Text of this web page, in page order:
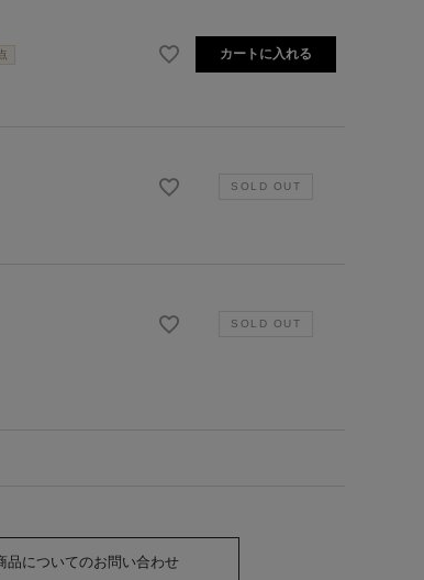
カートに入れる
品についてのお問い合わせ